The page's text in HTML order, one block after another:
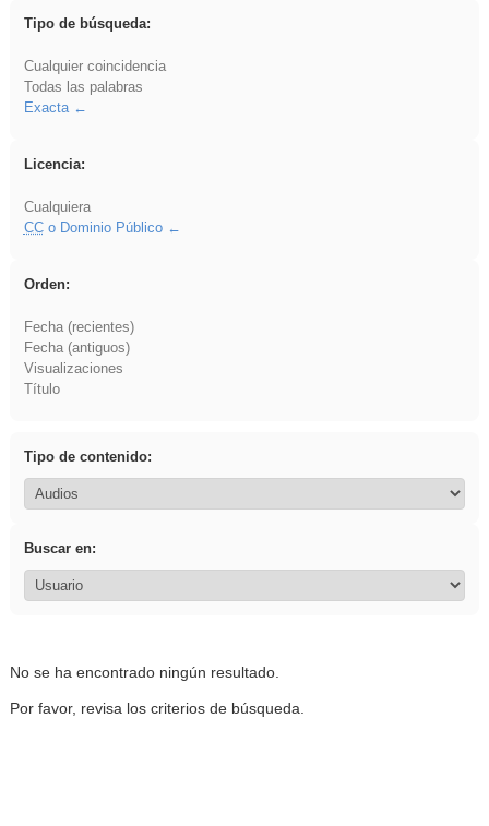
Tipo de búsqueda:
Cualquier coincidencia
Todas las palabras
Exacta
Licencia:
Cualquiera
CCo Dominio Público
Orden:
Fecha (recientes)
Fecha (antiguos)
Visualizaciones
Título
Tipo de contenido:
Buscar en:
No se ha encontrado ningún resultado.
Por favor, revisa los criterios de búsqueda.